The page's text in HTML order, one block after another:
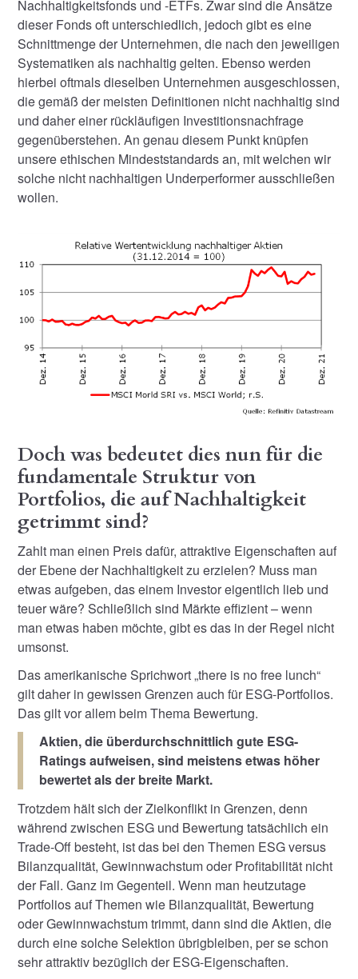
Nachhaltigkeitsfonds und -ETFs. Zwar sind die Ansätze
dieser Fonds oft unterschiedlich, jedoch gibt es eine
Schnittmenge der Unternehmen, die nach den jeweiligen
Systematiken als nachhaltig gelten. Ebenso werden
hierbei oftmals dieselben Unternehmen ausgeschlossen,
die gemäß der meisten Definitionen nicht nachhaltig sind
und daher einer rückläufigen Investitionsnachfrage
gegenüberstehen. An genau diesem Punkt knüpfen
unsere ethischen Mindeststandards an, mit welchen wir
solche nicht nachhaltigen Underperformer ausschließen
wollen.
Doch was bedeutet dies nun für die
fundamentale Struktur von
Portfolios, die auf Nachhaltigkeit
getrimmt sind?
Zahlt man einen Preis dafür, attraktive Eigenschaften auf
der Ebene der Nachhaltigkeit zu erzielen? Muss man
etwas aufgeben, das einem Investor eigentlich lieb und
teuer wäre? Schließlich sind Märkte effizient – wenn
man etwas haben möchte, gibt es das in der Regel nicht
umsonst.
Das amerikanische Sprichwort „there is no free lunch“
gilt daher in gewissen Grenzen auch für ESG-Portfolios.
Das gilt vor allem beim Thema Bewertung.
Aktien, die überdurchschnittlich gute ESG-
Ratings aufweisen, sind meistens etwas höher
bewertet als der breite Markt.
Trotzdem hält sich der Zielkonflikt in Grenzen, denn
während zwischen ESG und Bewertung tatsächlich ein
Trade-Off besteht, ist das bei den Themen ESG versus
Bilanzqualität, Gewinnwachstum oder Profitabilität nicht
der Fall. Ganz im Gegenteil. Wenn man heutzutage
Portfolios auf Themen wie Bilanzqualität, Bewertung
oder Gewinnwachstum trimmt, dann sind die Aktien, die
durch eine solche Selektion übrigbleiben, per se schon
sehr attraktiv bezüglich der ESG-Eigenschaften.